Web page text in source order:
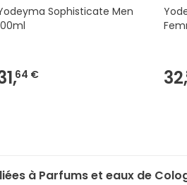
Sophisticate Men
64 € 32,
à Parfums et eaux de